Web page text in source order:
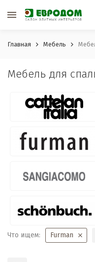
Главная Мебель
Мебель для
Что ищем: Furman